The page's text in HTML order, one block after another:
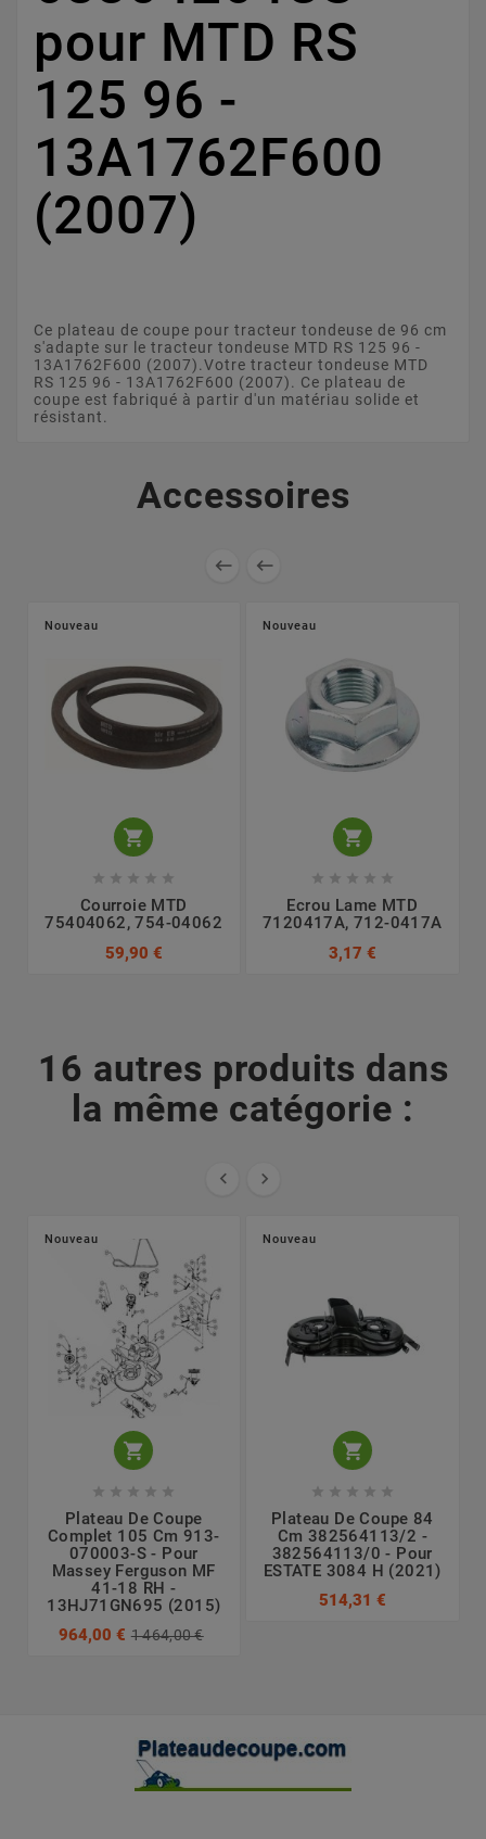
pour MTD RS
125 96 -
13A1762F600
(2007)
Ce plateau de coupe pour tracteur tondeuse de 96 cm
s'adapte sur le tracteur tondeuse MTD RS 125 96 -
13A1762F600 (2007).Votre tracteur tondeuse MTD
RS 125 96 - 13A1762F600 (2007). Ce plateau de
coupe est fabriqué à partir d'un matériau solide et
résistant.
Accessoires
 
Nouveau

    
Courroie MTD
75404062, 754-04062
59,90 €
Nouveau

    
Ecrou Lame MTD
7120417A, 712-0417A
3,17 €
16 autres produits dans
la même catégorie :
 
Nouveau

    
Plateau De Coupe
Complet 105 Cm 913-
070003-S - Pour
Massey Ferguson MF
41-18 RH -
13HJ71GN695 (2015)
964,00 € 1 464,00 €
Nouveau

    
Plateau De Coupe 84
Cm 382564113/2 -
382564113/0 - Pour
ESTATE 3084 H (2021)
514,31 €